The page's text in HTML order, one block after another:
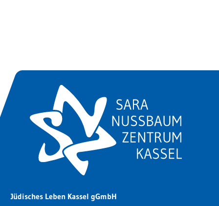
Jüdisches Leben Kassel gGmbH